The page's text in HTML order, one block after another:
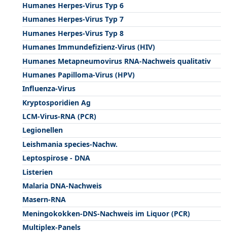
Humanes Herpes-Virus Typ 6
Humanes Herpes-Virus Typ 7
Humanes Herpes-Virus Typ 8
Humanes Immundefizienz-Virus (HIV)
Humanes Metapneumovirus RNA-Nachweis qualitativ
Humanes Papilloma-Virus (HPV)
Influenza-Virus
Kryptosporidien Ag
LCM-Virus-RNA (PCR)
Legionellen
Leishmania species-Nachw.
Leptospirose - DNA
Listerien
Malaria DNA-Nachweis
Masern-RNA
Meningokokken-DNS-Nachweis im Liquor (PCR)
Multiplex-Panels